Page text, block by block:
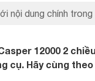
nội dung chính trong
12000 2
cụ. Hãy cùng